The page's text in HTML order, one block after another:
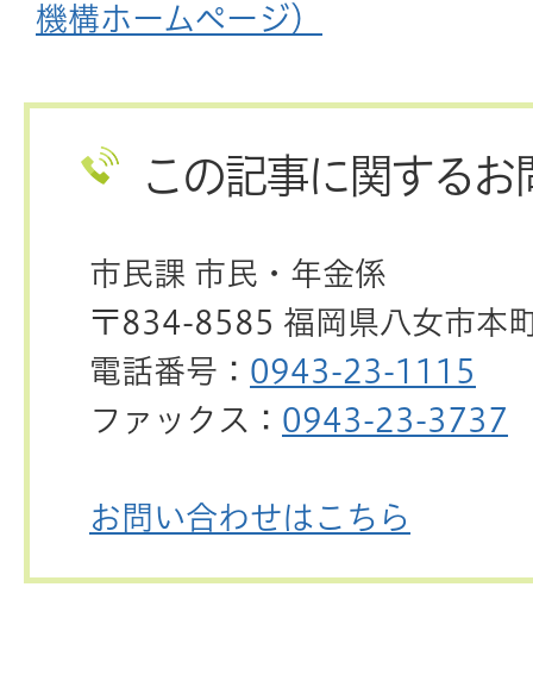
機構ホームページ）
この記事に関するお
市民課 市民・年金係
〒834-8585 福岡県八女市本
電話番号： 0943-23-1115
ファックス： 0943-23-3737
お問い合わせはこちら